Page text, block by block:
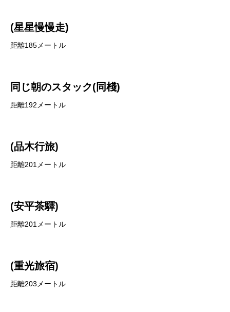
(星星慢慢走)
距離185メートル
同じ朝のスタック(同棧)
距離192メートル
(品木行旅)
距離201メートル
(安平茶驛)
距離201メートル
(重光旅宿)
距離203メートル